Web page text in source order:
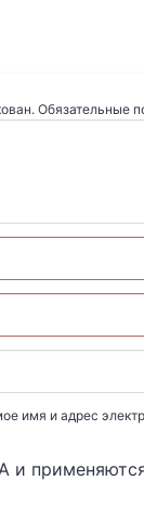
Обязательные
имя и адрес
и